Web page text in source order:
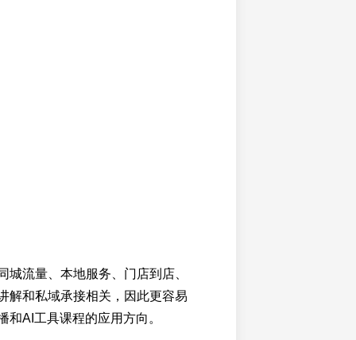
城流量、本地服务、门店到店、
解和私域承接相关，因此更容易
和AI工具课程的应用方向。